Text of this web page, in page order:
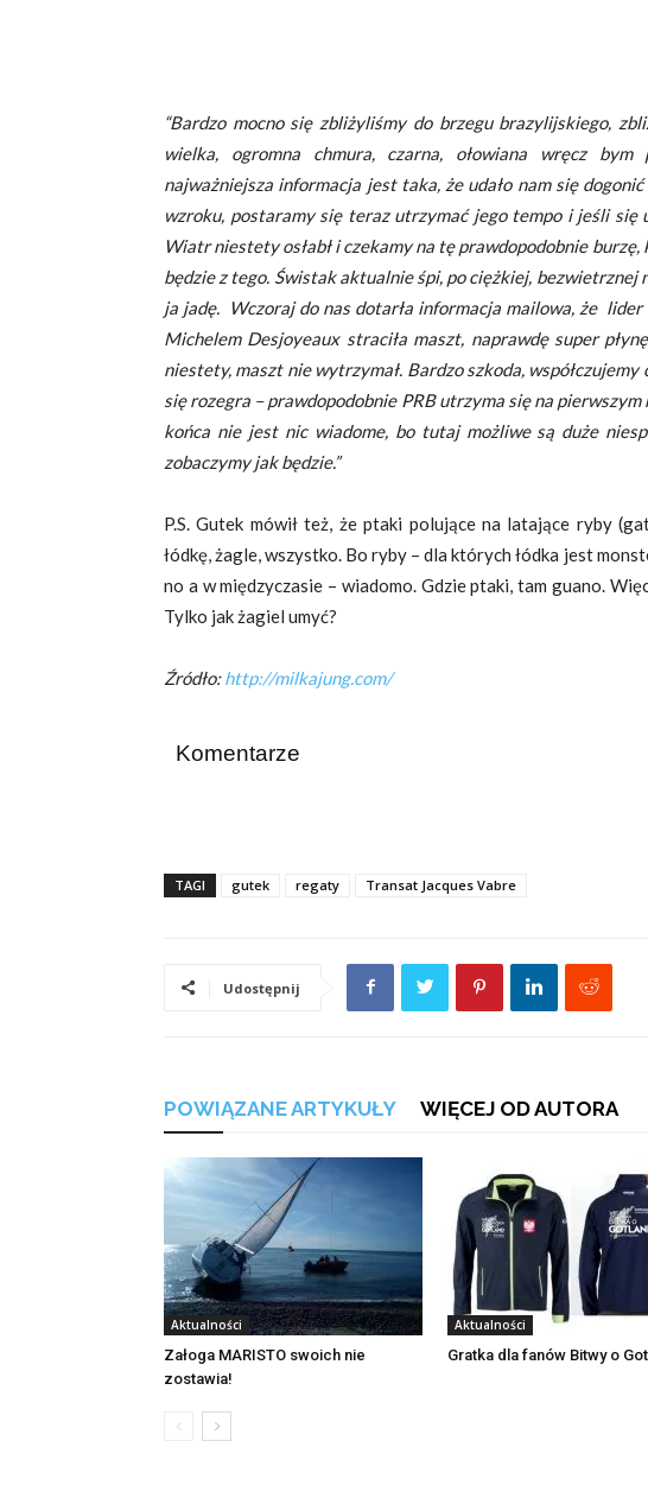
“Bardzo mocno się zbliżyliśmy do brzegu brazylijskiego,
wielka, ogromna chmura, czarna, ołowiana wręcz
najważniejsza informacja jest taka, że udało nam się
wzroku, postaramy się teraz utrzymać jego tempo i jeśli się
Wiatr niestety osłabł i czekamy na tę prawdopodobnie
będzie z tego. Świstak aktualnie śpi, po ciężkiej, bezwietrznej
ja jadę. Wczoraj do nas dotarła informacja mailowa, że
Michelem Desjoyeaux straciła maszt, naprawdę super
niestety, maszt nie wytrzymał. Bardzo szkoda,
się rozegra – prawdopodobnie PRB utrzyma się na pierwszym
końca nie jest nic wiadome, bo tutaj możliwe są duże
zobaczymy jak będzie.”
P.S. Gutek mówił też, że ptaki polujące na latające ryby
łódkę, żagle, wszystko. Bo ryby – dla których łódka jest
no a w międzyczasie – wiadomo. Gdzie ptaki, tam guano.
Tylko jak żagiel umyć?
Źródło:http://milkajung.com/
Komentarze
TAGI gutek regaty Transat Jacques Vabre
Udostępnij
POWIĄZANE ARTYKUŁY WIĘCEJ OD AUTORA
Aktualności
Załoga MARISTO swoich nie
zostawia!
Aktualności
Gratka dla fanów Bitwy o